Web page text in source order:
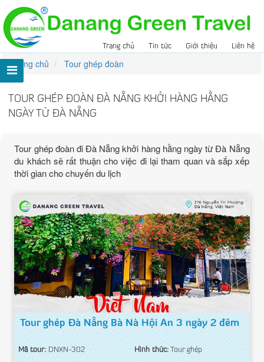
Trang chủ Tin tức Giới thiệu Liên hệ
Trang chủ Tour ghép đoàn
TOUR GHÉP ĐOÀN ĐÀ NẴNG KHỞI HÀNG HẰNG
NGÀY TỪ ĐÀ NẴNG
Tour ghép đoàn đi Đà Nẵng khởi hàng hằng ngày từ Đà Nẵng
du khách sẽ rất thuận cho việc đi lại tham quan và sắp xếp
thời gian cho chuyến du lịch
Tour ghép Đà Nẵng Bà Nà Hội An 3 ngày 2 đêm
Mã tour:DNXN-302 Hình thức:Tour ghép